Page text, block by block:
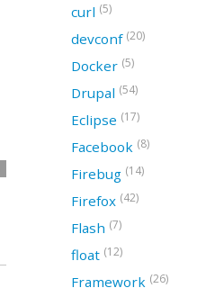
curl (5)
devconf (20)
Docker (5)
Drupal (54)
Eclipse (17)
Facebook (8)
Firebug (14)
Firefox (42)
Flash (7)
float (12)
Framework (26)